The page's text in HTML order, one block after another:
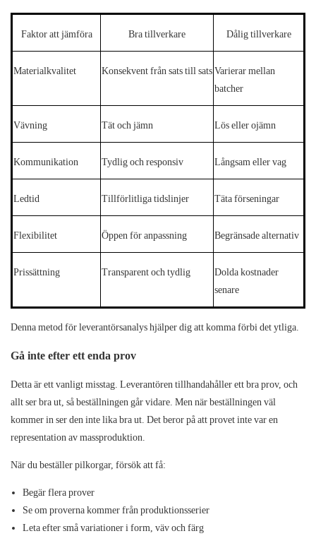
Faktor att jämföra Bra tillverkare Dålig tillverkare
Materialkvalitet Konsekvent från sats till satsVarierar mellan
batcher
Vävning Tät och jämn Lös eller ojämn
Kommunikation Tydlig och responsiv Långsam eller vag
Ledtid Tillförlitliga tidslinjer Täta förseningar
Flexibilitet Öppen för anpassning Begränsade alternativ
Prissättning Transparent och tydlig
Dolda kostnader
senare
Denna metod för leverantörsanalys hjälper dig att komma förbi det ytliga.
Gå inte efter ett enda prov
Detta är ett vanligt misstag. Leverantören tillhandahåller ett bra prov, och
allt ser bra ut, så beställningen går vidare. Men när beställningen väl
kommer in ser den inte lika bra ut. Det beror på att provet inte var en
representation av massproduktion.
När du beställer pilkorgar, försök att få:
Begär flera prover
Se om proverna kommer från produktionsserier
Leta efter små variationer i form, väv och färg